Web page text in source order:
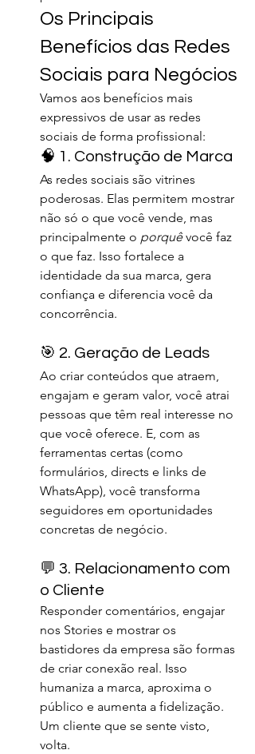
Os Principais
Benefícios das Redes
Sociais para Negócios
Vamos aos benefícios mais
expressivos de usar as redes
sociais de forma profissional:
🧠 1. Construção de Marca
As redes sociais são vitrines
poderosas. Elas permitem mostrar
não só o que você vende, mas
principalmente o porquê você faz
o que faz. Isso fortalece a
identidade da sua marca, gera
confiança e diferencia você da
concorrência.
🎯 2. Geração de Leads
Ao criar conteúdos que atraem,
engajam e geram valor, você atrai
pessoas que têm real interesse no
que você oferece. E, com as
ferramentas certas (como
formulários, directs e links de
WhatsApp), você transforma
seguidores em oportunidades
concretas de negócio.
💬 3. Relacionamento com
o Cliente
Responder comentários, engajar
nos Stories e mostrar os
bastidores da empresa são formas
de criar conexão real. Isso
humaniza a marca, aproxima o
público e aumenta a fidelização.
Um cliente que se sente visto,
volta.